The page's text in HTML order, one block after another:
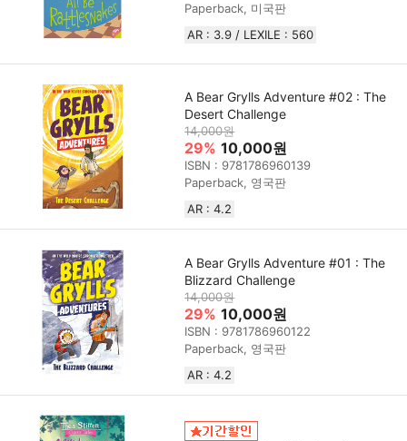
Paperback, 미국판
AR : 3.9 / LEXILE : 560
A Bear Grylls Adventure #02 : The
Desert Challenge
14,000원
29% 10,000원
ISBN : 9781786960139
Paperback, 영국판
AR : 4.2
A Bear Grylls Adventure #01 : The
Blizzard Challenge
14,000원
29% 10,000원
ISBN : 9781786960122
Paperback, 영국판
AR : 4.2